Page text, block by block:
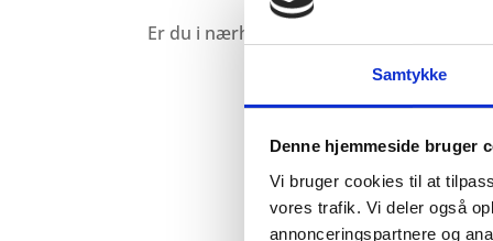
Samtykke
Denne hjemmeside bruger
Vi bruger cookies til at
vores trafik. Vi deler også
annonceringspartnere og
Er du i nærheden, er du også altid